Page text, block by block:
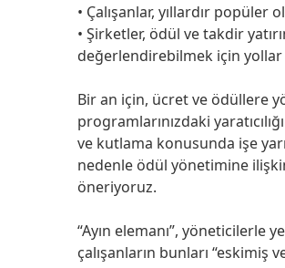
• Çalışanlar, yıllardır
• Şirketler, ödül ve takdir
değerlendirebilmek için yollar
Bir an için, ücret ve ödüllere
programlarınızdaki
ve kutlama konusunda işe
nedenle ödül yönetimine
öneriyoruz.
“Ayın elemanı”,
çalışanların bunları